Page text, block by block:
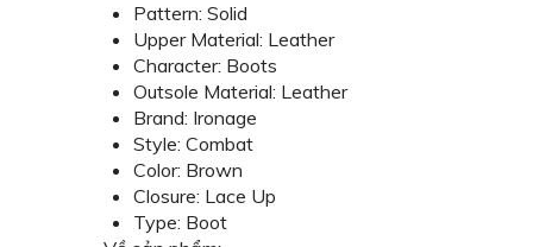
Pattern: Solid
Upper Material: Leather
Character: Boots
Outsole Material: Leather
Brand: Ironage
Style: Combat
Color: Brown
Closure: Lace Up
Type: Boot